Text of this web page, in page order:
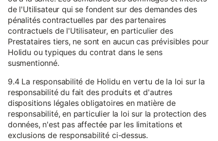
de l'Utilisateur qui se fondent sur des demandes des
pénalités contractuelles par des partenaires
contractuels de l'Utilisateur, en particulier des
Prestataires tiers, ne sont en aucun cas prévisibles pour
Holidu ou typiques du contrat dans le sens
susmentionné.
9.4 La responsabilité de Holidu en vertu de la loi sur la
responsabilité du fait des produits et d'autres
dispositions légales obligatoires en matière de
responsabilité, en particulier la loi sur la protection des
données, n'est pas affectée par les limitations et
exclusions de responsabilité ci-dessus.